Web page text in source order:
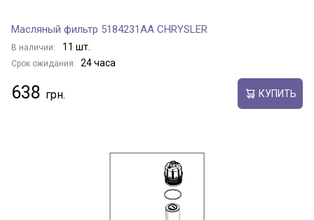
Масляный фильтр 5184231AA CHRYSLER
В наличии: 11 шт.
Срок ожидания: 24 часа
638 КУПИТЬ